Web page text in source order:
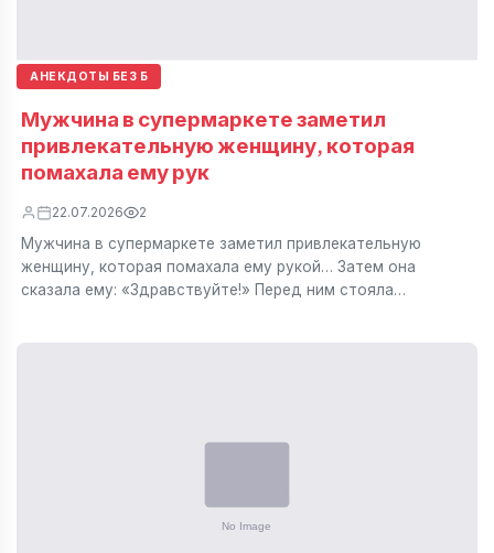
АНЕКДОТЫ БЕЗ Б
Мужчина в супермаркете заметил
привлекательную женщину, которая
помахала ему рук
22.07.2026 2
Мужчина в супермаркете заметил привлекательную
женщину, которая помахала ему рукой… Затем она
сказала ему: «Здравствуйте!» Перед ним стояла…